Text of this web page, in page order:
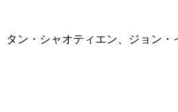
タン・シャオティエン、ジョン・